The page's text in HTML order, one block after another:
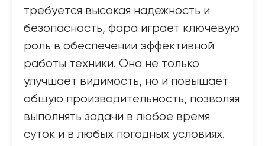
требуется высокая надежность и
безопасность, фара играет ключевую
роль в обеспечении эффективной
работы техники. Она не только
улучшает видимость, но и повышает
общую производительность, позволяя
выполнять задачи в любое время
суток и в любых погодных условиях.